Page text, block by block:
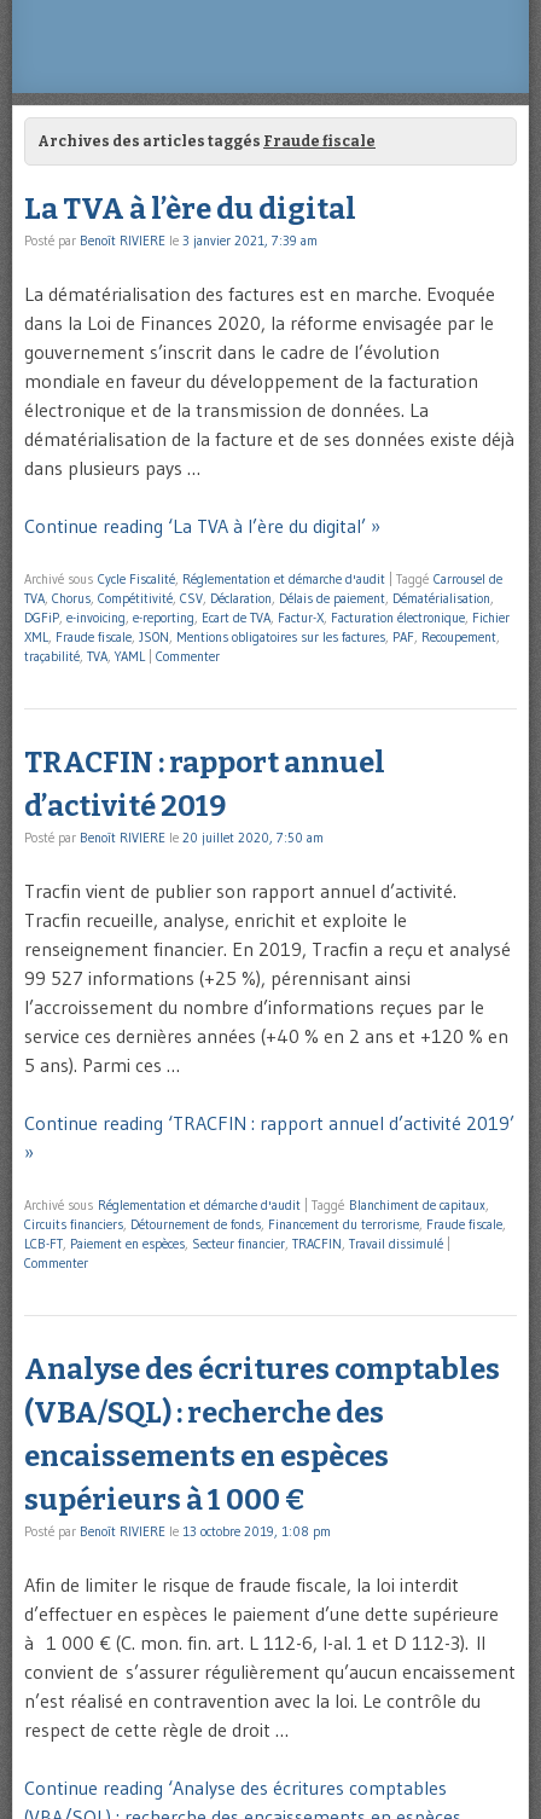
Archives des articles taggés Fraude fiscale
La TVA à l’ère du digital
Posté par Benoît RIVIERE le 3 janvier 2021, 7:39 am
La dématérialisation des factures est en marche. Evoquée
dans la Loi de Finances 2020, la réforme envisagée par le
gouvernement s’inscrit dans le cadre de l’évolution
mondiale en faveur du développement de la facturation
électronique et de la transmission de données. La
dématérialisation de la facture et de ses données existe déjà
dans plusieurs pays …
Continue reading ‘La TVA à l’ère du digital’ »
Archivé sous Cycle Fiscalité, Réglementation et démarche d'audit Taggé Carrousel de
TVA, Chorus, Compétitivité, CSV, Déclaration, Délais de paiement, Dématérialisation,
DGFiP, e-invoicing, e-reporting, Ecart de TVA, Factur-X, Facturation électronique, Fichier
XML, Fraude fiscale, JSON, Mentions obligatoires sur les factures, PAF, Recoupement,
traçabilité, TVA,YAML Commenter
TRACFIN : rapport annuel
d’activité 2019
Posté par Benoît RIVIERE le 20 juillet 2020, 7:50 am
Tracfin vient de publier son rapport annuel d’activité.
Tracfin recueille, analyse, enrichit et exploite le
renseignement financier. En 2019, Tracfin a reçu et analysé
99 527 informations (+25 %), pérennisant ainsi
l’accroissement du nombre d’informations reçues par le
service ces dernières années (+40 % en 2 ans et +120 % en
5 ans). Parmi ces …
Continue reading ‘TRACFIN : rapport annuel d’activité 2019’
»
Archivé sous Réglementation et démarche d'audit Taggé Blanchiment de capitaux,
Circuits financiers, Détournement de fonds, Financement du terrorisme, Fraude fiscale,
LCB-FT, Paiement en espèces, Secteur financier, TRACFIN, Travail dissimulé
Commenter
Analyse des écritures comptables
(VBA/SQL) : recherche des
encaissements en espèces
supérieurs à 1 000 €
Posté par Benoît RIVIERE le 13 octobre 2019, 1:08 pm
Afin de limiter le risque de fraude fiscale, la loi interdit
d’effectuer en espèces le paiement d’une dette supérieure
à 1 000 € (C. mon. fin. art. L 112-6, I-al. 1 et D 112-3). Il
convient de s’assurer régulièrement qu’aucun encaissement
n’est réalisé en contravention avec la loi. Le contrôle du
respect de cette règle de droit …
Continue reading ‘Analyse des écritures comptables